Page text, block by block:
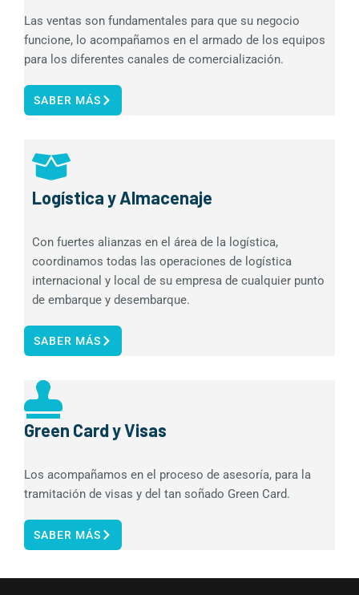
Las ventas son fundamentales para que su negocio
funcione, lo acompañamos en el armado de los equipos
para los diferentes canales de comercialización.
SABER MÁS
Logística y Almacenaje
Con fuertes alianzas en el área de la logística,
coordinamos todas las operaciones de logística
internacional y local de su empresa de cualquier punto
de embarque y desembarque.
SABER MÁS
Green Card y Visas
Los acompañamos en el proceso de asesoría, para la
tramitación de visas y del tan soñado Green Card.
SABER MÁS